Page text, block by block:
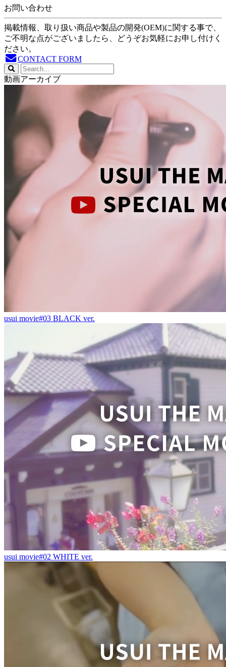
お問い合わせ
掲載情報、取り扱い商品や製品の開発(OEM)に関する事で、
ご不明な点がございましたら、どうぞお気軽にお申し付けく
ださい。
CONTACT FORM
動画アーカイブ
usui movie#03 BLACK ver.
usui movie#02 WHITE ver.